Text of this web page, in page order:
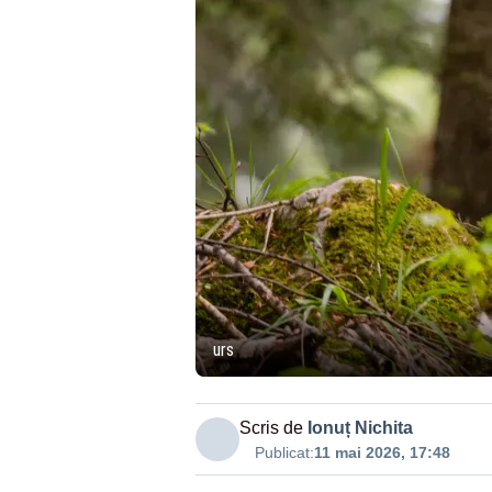
urs
Scris de Ionuț Nichita
Publicat:11 mai 2026, 17:48